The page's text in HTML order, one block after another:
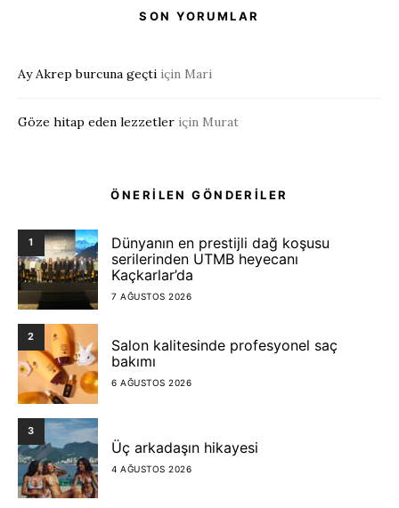
SON YORUMLAR
Ay Akrep burcuna geçti için Mari
Göze hitap eden lezzetler için Murat
ÖNERİLEN GÖNDERİLER
1
Dünyanın en prestijli dağ koşusu
serilerinden UTMB heyecanı
Kaçkarlar’da
7 AĞUSTOS 2026
2
Salon kalitesinde profesyonel saç
bakımı
6 AĞUSTOS 2026
3
Üç arkadaşın hikayesi
4 AĞUSTOS 2026